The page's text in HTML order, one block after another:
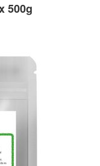
500g